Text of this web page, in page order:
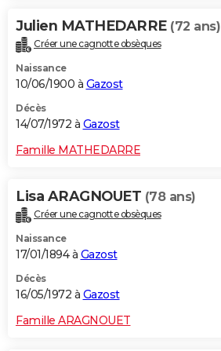
Julien MATHEDARRE (72 ans)
Créer une cagnotte obsèques
Naissance
10/06/1900 à Gazost
Décès
14/07/1972 à Gazost
Famille MATHEDARRE
Lisa ARAGNOUET (78 ans)
Créer une cagnotte obsèques
Naissance
17/01/1894 à Gazost
Décès
16/05/1972 à Gazost
Famille ARAGNOUET